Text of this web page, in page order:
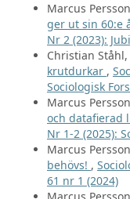
Marcus
ger ut sin 60:e
Nr 2 (2023):
Christian
krutdurkar ,
Sociologisk
Marcus
och datafierad
Nr 1-2 (2025):
Marcus
behövs! ,
61 nr 1 (2024)